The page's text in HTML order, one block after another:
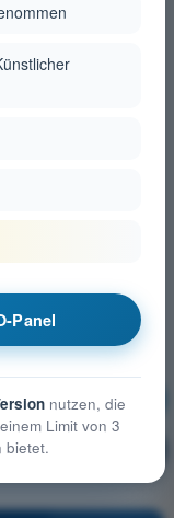
Ausbildung!
Panel
nutzen, die
Limit von 3
bietet.